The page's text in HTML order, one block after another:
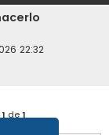
22:32
1de1